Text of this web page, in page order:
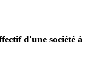
d'une société à